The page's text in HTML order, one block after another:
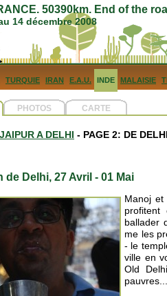
50390km. End of the
14 décembre 2008
TURQUIE IRAN E.A.U. INDE MALAISIE
PHOTOS CARTE
A DELHI - PAGE 2: DE
de Delhi, 27 Avril - 01 Mai
Manoj et
profitent
ballader
me les
- le
ville en
Old
pauvres...